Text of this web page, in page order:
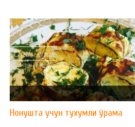
Нонушта учун тухумли ўрама